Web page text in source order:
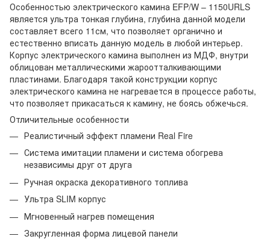
Особенностью электрического камина EFP/W – 1150URLS
является ультра тонкая глубина, глубина данной модели
составляет всего 11см, что позволяет органично и
естественно вписать данную модель в любой интерьер.
Корпус электрического камина выполнен из МДФ, внутри
облицован металлическими жароотталкивающими
пластинами. Благодаря такой конструкции корпус
электрического камина не нагревается в процессе работы,
что позволяет прикасаться к камину, не боясь обжечься.
Отличительные особенности
Реалистичный эффект пламени Real Fire
Система имитации пламени и система обогрева
независимы друг от друга
Ручная окраска декоративного топлива
Ультра SLIM корпус
Мгновенный нагрев помещения
Закругленная форма лицевой панели